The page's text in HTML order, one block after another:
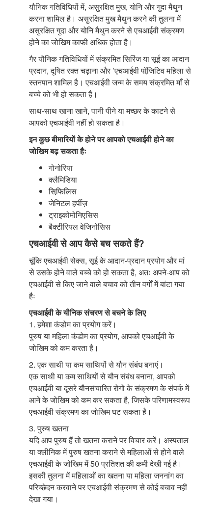
यौनिक गतिविधियों में, असुरक्षित मुख, योनि और गुदा मैथुन
करना शामिल है। असुरक्षित मुख मैथुन करने की तुलना में
असुरक्षित गुदा और योनि मैथुन करने से एचआईवी संक्रमण
होने का जोखिम काफी अधिक होता है।
गैर यौनिक गतिविधियों में संक्रमित सिरिंज या सूई का आदान
प्रदान, दूषित रक्त चढ़ाना और ’एचआईवी पॉजि़टिव महिला से
स्तनपान शामिल है। एचआईवी जन्म के समय संक्रमित माँ से
बच्चे को भी हो सकता है।
साथ-साथ खाना खाने, पानी पीने या मच्छर के काटने से
आपको एचआईवी नहीं हो सकता है।
इन कुछ बीमारियों के होने पर आपको एचआईवी होने का
जोखिम बढ़ सकता हैः
गोनोरिया
क्लैमिडिया
सिफि़लिस
जेनिटल हर्पीज़
ट्राइकोमोनिएसिस
बैक्टीरियल वेजिनोसिस
एचआईवी से आप कैसे बच सकते हैं?
चूंकि एचआईवी सेक्स, सूई के आदान-प्रदान प्रयोग और मां
से उसके होने वाले बच्चे को हो सकता है, अतः अपने-आप को
एचआईवी से किए जाने वाले बचाव को तीन वर्गों में बांटा गया
हैः
एचआईवी के यौनिक संचरण से बचने के लिए
1. हमेशा कंडोम का प्रयोग करें।
पुरुष या महिला कंडोम का प्रयोग, आपको एचआईवी के
जोखिम को कम करता है।
2. एक साथी या कम साथियों से यौन संबंध बनाएं।
एक साथी या कम साथियों से यौन संबंध बनाना, आपको
एचआईवी या दूसरे यौनसंचारित रोगों के संक्रमण के संपर्क में
आने के जोखिम को कम कर सकता है, जिसके परिणामस्वरूप
एचआईवी संक्रमण का जोखिम घट सकता है।
3. पुरुष खतना
यदि आप पुरुष हैं तो खतना कराने पर विचार करें। अस्पताल
या क्लीनिक में पुरुष खतना कराने से महिलाओं से होने वाले
एचआईवी के जोखिम में 50 प्रतिशत की कमी देखी गई है।
इसकी तुलना में महिलाओं का खतना या महिला जननांग का
परिच्छेदन करवाने पर एचआईवी संक्रमण से कोई बचाव नहीं
देखा गया।